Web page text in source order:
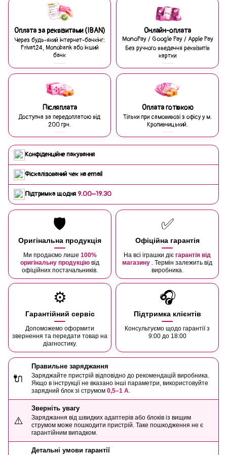
Оплата за реквізитами (IBAN)
Через будь-який інтернет-банкінг:
Privat24, Monobank або інший
банк
Онлайн-оплата
MonoPay / Google Pay / Apple Pay
Без ручного введення реквізитів
картки
Післяплата
Доступна за передоплатою від
200 грн.
Оплата готівкою
Тільки при самовивозі з офісу у м.
Кропивницький.
Конфіденційне пакування
Фіскалізований чек на email
Підтримка щодня 9:00–19:30
🛡️
Оригінальна продукція
Ми продаємо лише 100%
оригінальну продукцію від
офіційних постачальників.
✅
Офіційна гарантія
На всі іграшки діє гарантія від
магазину . Термін залежить від
виробника.
⚙️
Гарантійний сервіс
Допоможемо оформити
звернення та передати товар на
діагностику.
🎧
Підтримка клієнтів
Консультуємо щодо гарантії з
9:00 до 18:00
🔌
Правильне заряджання
Заряджайте пристрій відповідно до рекомендацій виробника.
Якщо в інструкції не вказано інші параметри, використовуйте
зарядний блок зі струмом 0,5–1 А.
⚠️
Зверніть увагу
Заряджання від швидких адаптерів або блоків із вищим
струмом може пошкодити пристрій. Таке пошкодження не є
гарантійним випадком.
Детальні умови гарантії